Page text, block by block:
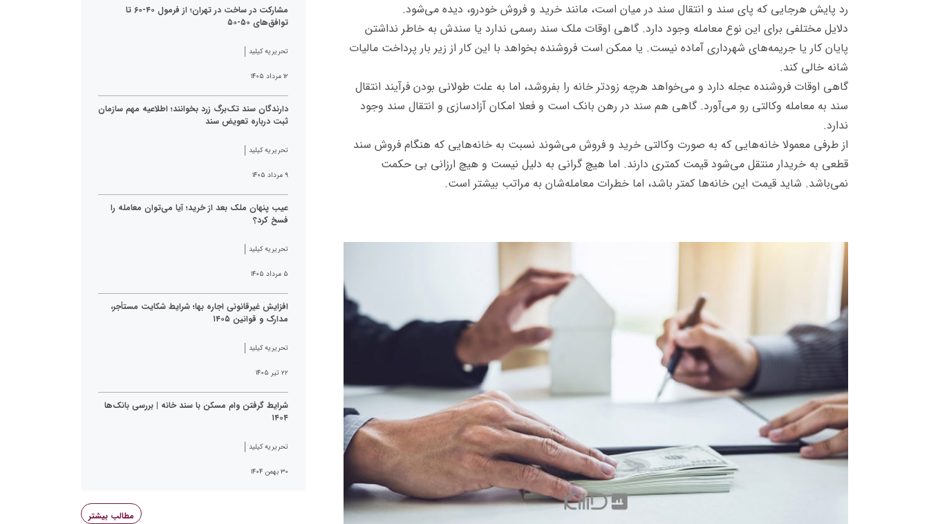
رد پایش هرجایی که پای سند و انتقال سند در میان است، مانند خرید و فروش خودرو، دیده می‌شود.
دلایل مختلفی برای این نوع معامله وجود دارد. گاهی اوقات ملک سند رسمی ندارد یا سندش به خاطر نداشتن
پایان کار یا جریمه‌های شهرداری آماده نیست. یا ممکن است فروشنده بخواهد با این کار از زیر بار پرداخت مالیات
شانه خالی کند.
گاهی اوقات فروشنده عجله دارد و می‌خواهد هرچه زودتر خانه را بفروشد، اما به علت طولانی بودن فرآیند انتقال
سند به معامله وکالتی رو می‌آورد. گاهی هم سند در رهن بانک است و فعلا امکان آزادسازی و انتقال سند وجود
ندارد.
از طرفی معمولا خانه‌هایی که به صورت وکالتی خرید و فروش می‌شوند نسبت به خانه‌هایی که هنگام فروش سند
قطعی به خریدار منتقل می‌شود قیمت کمتری دارند. اما هیچ گرانی به دلیل نیست و هیچ ارزانی بی حکمت
نمی‌باشد. شاید قیمت این خانه‌ها کمتر باشد، اما خطرات معامله‌شان به مراتب بیشتر است.
مشارکت در ساخت در تهران؛ از فرمول ۴۰-۶۰ تا
توافق‌های ۵۰-۵۰
تحریریه کیلید
۱۲ مرداد ۱۴۰۵
دارندگان سند تک‌برگ زرد بخوانند؛ اطلاعیه مهم سازمان
ثبت درباره تعویض سند
تحریریه کیلید
۹ مرداد ۱۴۰۵
عیب پنهان ملک بعد از خرید؛ آیا می‌توان معامله را
فسخ کرد؟
تحریریه کیلید
۵ مرداد ۱۴۰۵
افزایش غیرقانونی اجاره بها؛ شرایط شکایت مستأجر،
مدارک و قوانین ۱۴۰۵
تحریریه کیلید
۲۲ تیر ۱۴۰۵
شرایط گرفتن وام مسکن با سند خانه | بررسی بانک‌ها
۱۴۰۴
تحریریه کیلید
۳۰ بهمن ۱۴۰۴
مطالب بیشتر